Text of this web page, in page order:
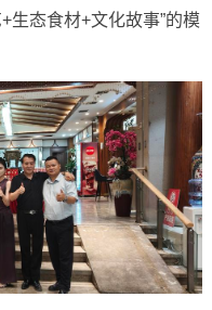
生态食材+文化故事”的模